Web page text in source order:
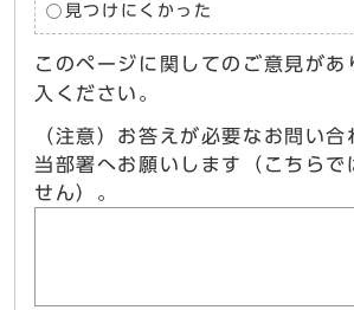
見つけにくかった
このページに関してのご意見があ
入ください。
（注意）お答えが必要なお問い
当部署へお願いします（こちらで
せん）。